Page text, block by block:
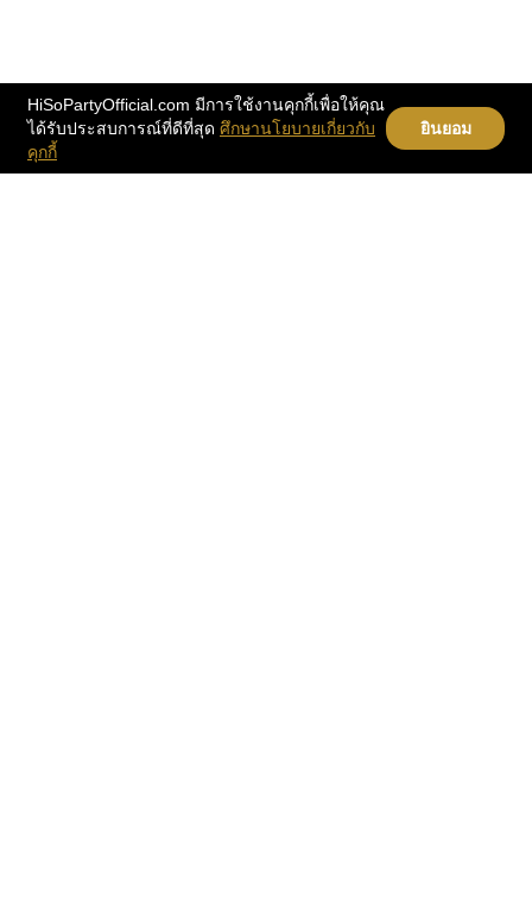
HiSoPartyOfficial.com มีการใช้งานคุกกี้เพื่อให้คุณ
ได้รับประสบการณ์ที่ดีที่สุด ศึกษานโยบายเกี่ยวกับ
คุกกี้
ยินยอม